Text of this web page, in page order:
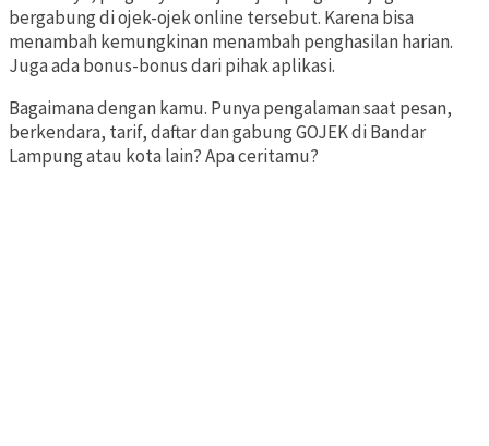
bergabung di ojek-ojek online tersebut. Karena bisa
menambah kemungkinan menambah penghasilan harian.
Juga ada bonus-bonus dari pihak aplikasi.
Bagaimana dengan kamu. Punya pengalaman saat pesan,
berkendara, tarif, daftar dan gabung GOJEK di Bandar
Lampung atau kota lain? Apa ceritamu?